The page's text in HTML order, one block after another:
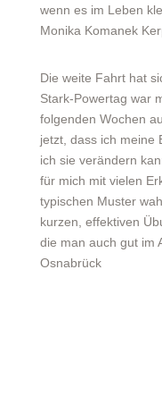
wenn es im Leben
Monika Komanek
Die weite Fahrt hat
Stark-Powertag war
folgenden Wochen
jetzt, dass ich meine
ich sie verändern
für mich mit vielen
typischen Muster
kurzen, effektiven
die man auch gut im
Osnabrück